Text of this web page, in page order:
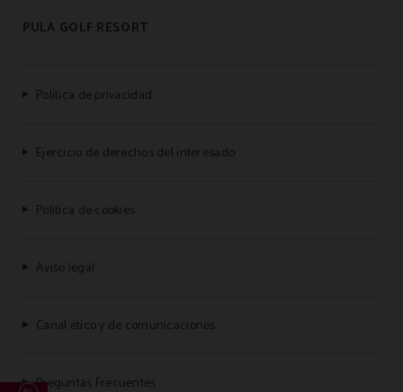
PULA GOLF RESORT
Política de privacidad
Ejercicio de derechos del interesado
Política de cookies
Aviso legal
Canal ético y de comunicaciones
Preguntas Frecuentes